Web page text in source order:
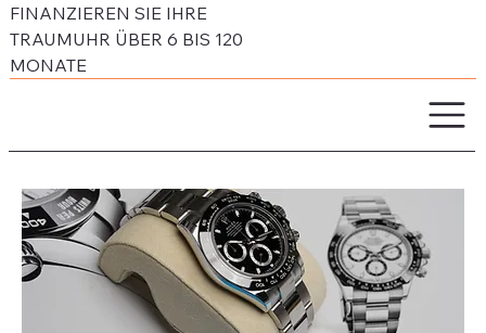
FINANZIEREN SIE IHRE
TRAUMUHR ÜBER 6 BIS 120
MONATE